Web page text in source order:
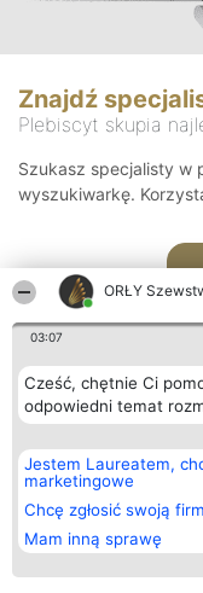
ORŁY
03:07
Cześć, chętnie Ci
odpowiedni temat
Jestem Laureatem,
marketingowe
Chcę zgłosić swoją
Mam inną sprawę
Znajdź
Plebiscyt skupia
Szukasz specjalisty w
wyszukiwarkę.
Organizator plebiscytu
Bright Side Solutions sp. z o.
o. sp. k.
ul. Ruska 22
Wrocław 50-079
KRS 0000749100 | Regon
381313360 | NIP 8943132676